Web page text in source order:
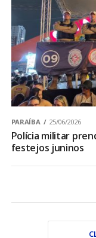
PARAÍBA 25/06/2026
Polícia militar
festejos juninos